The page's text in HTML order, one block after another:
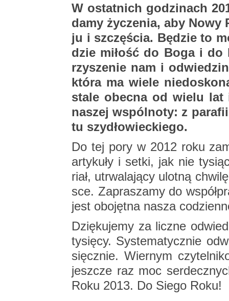
W ostat­nich go­dzi­nach
da­my ży­cze­nia, aby Nowy
ju i szczę­ścia. Bę­dzie to
dzie mi­łość do Boga i
rzy­sze­nie nam i
która ma wiele
stale obec­na od wielu
na­szej wspól­no­ty: z
tu szy­dło­wiec­kie­go.
Do tej pory w 2012 roku
ar­ty­ku­ły i setki, jak nie
riał, utrwa­la­ją­cy ulot­ną
sce. Za­pra­sza­my do
jest obo­jęt­na nasza
Dzię­ku­je­my za licz­ne
ty­się­cy. Sys­te­ma­tycz­nie
sięcz­nie. Wier­nym
jesz­cze raz moc
Roku 2013. Do Siego Roku!